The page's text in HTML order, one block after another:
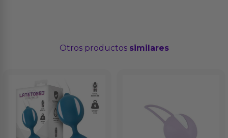
Otros productos similares